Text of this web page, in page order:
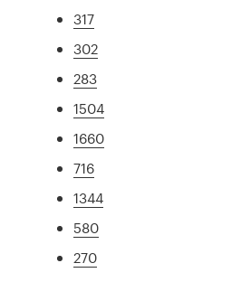
317
302
283
1504
1660
716
1344
580
270